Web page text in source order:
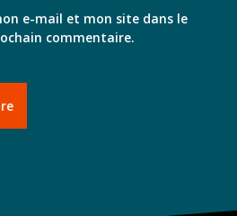
e-mail et mon site dans le
commentaire.